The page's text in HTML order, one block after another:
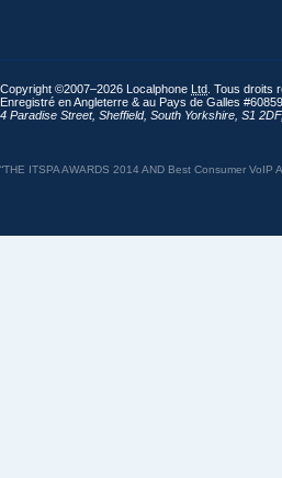
Copyright ©2007–2026 Localphone Ltd . Tous droits
Enregistré en Angleterre & au Pays de Galles
4 Paradise Street, Sheffield, South Yorkshire S1 2DF,
“THE ITSPA AWARDS 2014 AND Best Consumer